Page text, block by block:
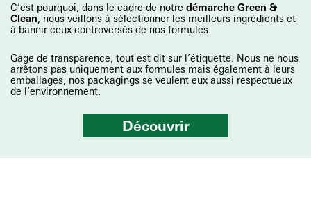
C’est pourquoi, dans le cadre de notre démarche Green &
Clean , nous veillons à sélectionner les meilleurs ingrédients et
à bannir ceux controversés de nos formules.
Gage de transparence, tout est dit sur l’étiquette. Nous ne nous
arrêtons pas uniquement aux formules mais également à leurs
emballages, nos packagings se veulent eux aussi respectueux
de l’environnement.
Découvrir